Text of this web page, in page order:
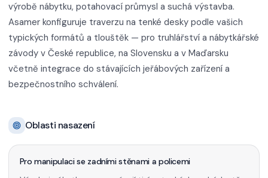
výrobě nábytku, potahovací průmysl a suchá výstavba.
Asamer konfiguruje traverzu na tenké desky podle vašich
typických formátů a tlouštěk — pro truhlářství a nábytkářské
závody v České republice, na Slovensku a v Maďarsku
včetně integrace do stávajících jeřábových zařízení a
bezpečnostního schválení.
Oblasti nasazení
Pro manipulaci se zadními stěnami a policemi